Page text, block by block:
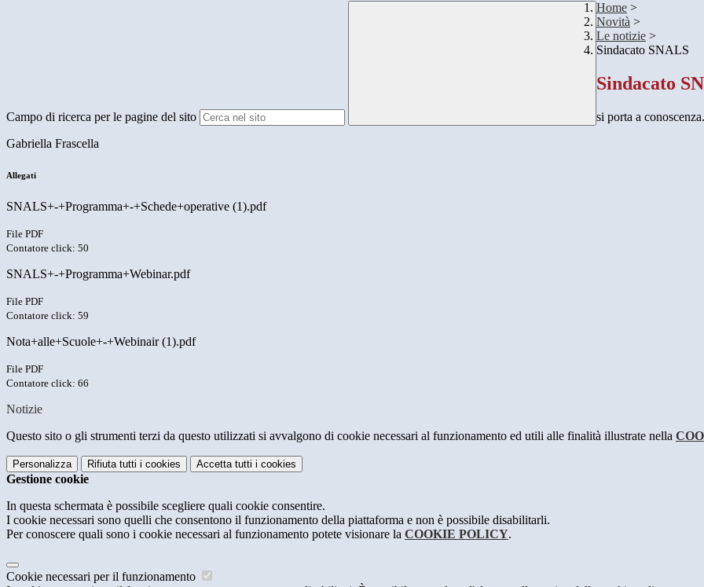
Campo di ricerca per le pagine del sito
Home >
Novità >
Le notizie >
Sindacato SNALS
Sindacato
si porta a conoscenza.
Gabriella Frascella
Allegati
SNALS+-+Programma+-+Schede+operative (1).pdf
File PDF
Contatore click: 50
SNALS+-+Programma+Webinar.pdf
File PDF
Contatore click: 59
Nota+alle+Scuole+-+Webinair (1).pdf
File PDF
Contatore click: 66
Notizie
Questo sito o gli strumenti terzi da questo utilizzati si avvalgono di cookie necessari al funzionamento ed utili alle finalità illustrate nella
Personalizza Rifiuta tutti i cookies Accetta tutti i cookies
Gestione cookie
In questa schermata è possibile scegliere quali cookie consentire.
I cookie necessari sono quelli che consentono il funzionamento della piattaforma e non è possibile disabilitarli.
Per conoscere quali sono i cookie necessari al funzionamento potete visionare la COOKIE POLICY.
Cookie necessari per il funzionamento